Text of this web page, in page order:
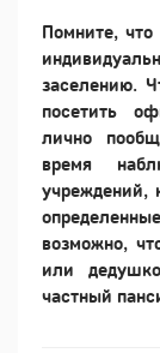
Помните,
заселению.
посетить
лично
время
учреждений,
возможно,
или
частный